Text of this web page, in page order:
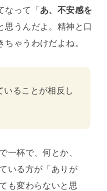
なって「あ、不安感を
思うんだよ。精神と口
ゃうわけだよね。
ることが相反し
一杯で、何とか、
いる方が「ありが
も変わらないと思